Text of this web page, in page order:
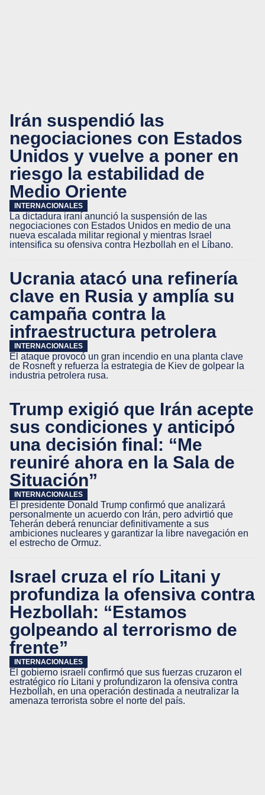
Irán suspendió las
negociaciones con Estados
Unidos y vuelve a poner en
riesgo la estabilidad de
Medio Oriente
INTERNACIONALES
La dictadura iraní anunció la suspensión de las
negociaciones con Estados Unidos en medio de una
nueva escalada militar regional y mientras Israel
intensifica su ofensiva contra Hezbollah en el Líbano.
Ucrania atacó una refinería
clave en Rusia y amplía su
campaña contra la
infraestructura petrolera
INTERNACIONALES
El ataque provocó un gran incendio en una planta clave
de Rosneft y refuerza la estrategia de Kiev de golpear la
industria petrolera rusa.
Trump exigió que Irán acepte
sus condiciones y anticipó
una decisión final: “Me
reuniré ahora en la Sala de
Situación”
INTERNACIONALES
El presidente Donald Trump confirmó que analizará
personalmente un acuerdo con Irán, pero advirtió que
Teherán deberá renunciar definitivamente a sus
ambiciones nucleares y garantizar la libre navegación en
el estrecho de Ormuz.
Israel cruza el río Litani y
profundiza la ofensiva contra
Hezbollah: “Estamos
golpeando al terrorismo de
frente”
INTERNACIONALES
El gobierno israelí confirmó que sus fuerzas cruzaron el
estratégico río Litani y profundizaron la ofensiva contra
Hezbollah, en una operación destinada a neutralizar la
amenaza terrorista sobre el norte del país.